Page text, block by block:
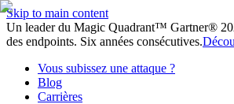
Skip to main content
Un leader du Magic Quadrant™ Gartner®
des endpoints. Six années consécutives.
Vous subissez une attaque ?
Blog
Carrières